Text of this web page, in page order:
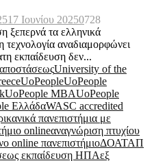
17 Ιουνίου 20250728
ξεπερνά τα ελληνικά
τεχνολογία αναδιαμορφώνει
εκπαίδευση δεν...
University of the
UoPeopleUoPeople
UoPeople MBAUoPeople
ΕλλάδαWASC accredited
πανεπιστήμια με
onlineαναγνώριση πτυχίου
online πανεπιστήμιοΔΟΑΤΑΠ
εκπαίδευση ΗΠΑεξ